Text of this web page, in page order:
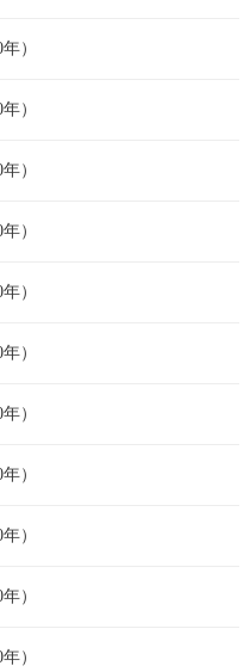
）
）
）
）
）
）
）
）
）
）
）